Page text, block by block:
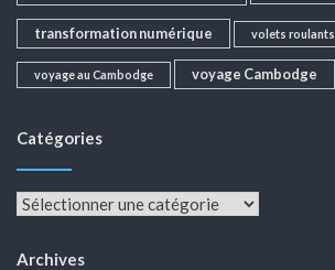
transformation numérique volets roulants
voyage au Cambodge voyage Cambodge
Catégories
Catégories
Archives